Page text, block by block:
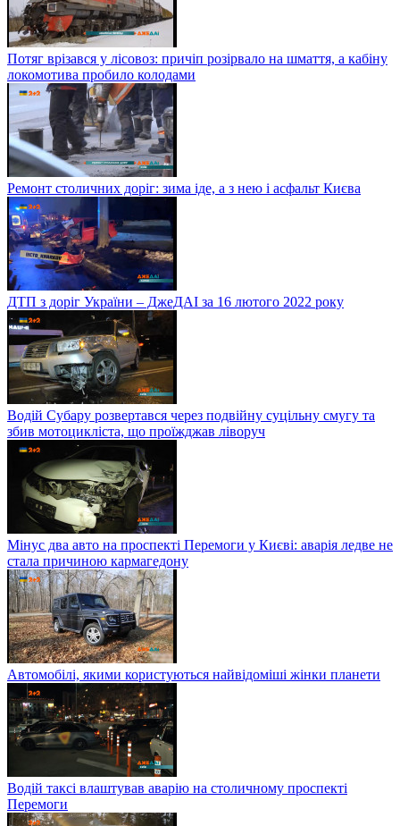
Потяг врізався у лісовоз: причіп розірвало на шмаття, а кабіну
локомотива пробило колодами
Ремонт столичних доріг: зима іде, а з нею і асфальт Києва
ДТП з доріг України – ДжеДАІ за 16 лютого 2022 року
Водій Субару розвертався через подвійну суцільну смугу та
збив мотоцикліста, що проїжджав ліворуч
Мінус два авто на проспекті Перемоги у Києві: аварія ледве не
стала причиною кармагедону
Автомобілі, якими користуються найвідоміші жінки планети
Водій таксі влаштував аварію на столичному проспекті
Перемоги